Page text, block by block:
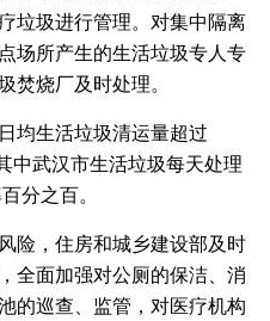
垃圾进行管理。对集中隔离
场所产生的生活垃圾专人专
焚烧厂及时处理。
生活垃圾清运量超过
中武汉市生活垃圾每天处理
分之百。
，住房和城乡建设部及时
全面加强对公厕的保洁、消
的巡查、监管，对医疗机构